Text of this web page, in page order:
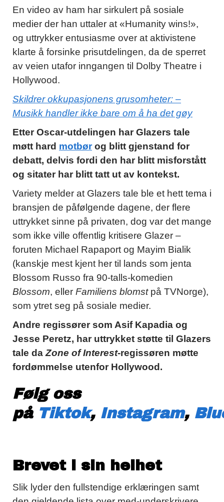
En video av ham har sirkulert på sosiale
medier der han uttaler at «Humanity wins!»,
og uttrykker entusiasme over at aktivistene
klarte å forsinke prisutdelingen, da de sperret
av veien utafor inngangen til Dolby Theatre i
Hollywood.
Skildrer okkupasjonens grusomheter: –
Musikk handler ikke bare om å ha det gøy
Etter Oscar-utdelingen har Glazers tale
møtt hard motbørog blitt gjenstand for
debatt, delvis fordi den har blitt misforstått
og sitater har blitt tatt ut av kontekst.
Variety melder at Glazers tale ble et hett tema i
bransjen de påfølgende dagene, der flere
uttrykket sinne på privaten, dog var det mange
som ikke ville offentlig kritisere Glazer –
foruten Michael Rapaport og Mayim Bialik
(kanskje mest kjent her til lands som jenta
Blossom Russo fra 90-talls-komedien
Blossom, eller Familiens blomstpå TVNorge),
som ytret seg på sosiale medier.
Andre regissører som Asif Kapadia og
Jesse Peretz, har uttrykket støtte til Glazers
tale daZone of Interest-regissøren møtte
fordømmelse utenfor Hollywood.
Følg oss
på Tiktok, Instagram,
Brevet i sin helhet
Slik lyder den fullstendige erklæringen samt